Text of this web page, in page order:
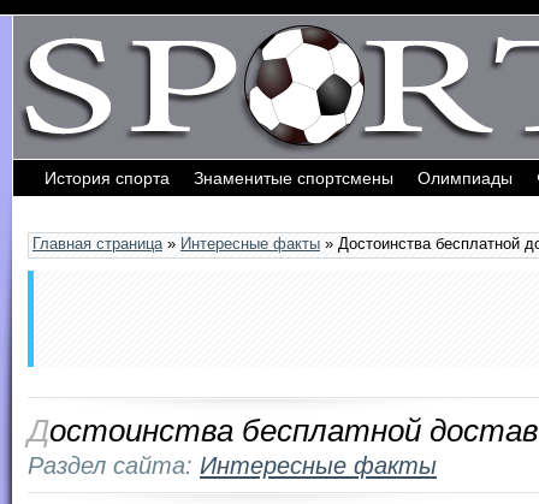
История спорта Знаменитые спортсмены Олимпиады
Главная страница» Интересные факты » Достоинства бесплатной
Достоинства бесплатной
Раздел сайта: Интересные факты